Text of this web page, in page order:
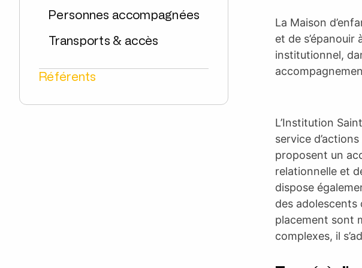
Personnes accompagnées
Transports & accès
Référents
La Maison
et de
institutionnel,
L’Institution
service
proposent un
relationnelle et
dispose
des adolescents
placement sont
complexes, il